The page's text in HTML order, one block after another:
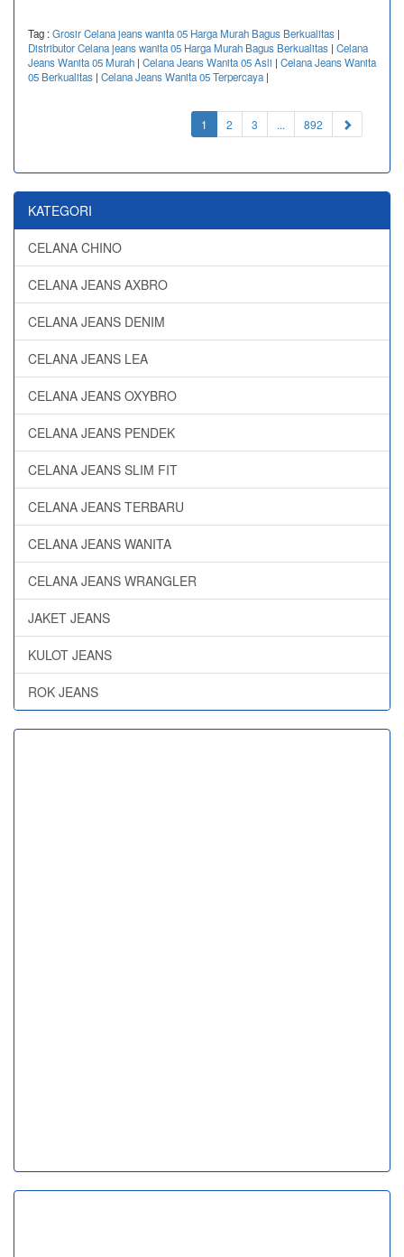
Tag :Grosir Celana jeans wanita 05 Harga Murah Bagus Berkualitas |
Distributor Celana jeans wanita 05 Harga Murah Bagus Berkualitas | Celana
Jeans Wanita 05 Murah | Celana Jeans Wanita 05 Asli | Celana Jeans Wanita
05 Berkualitas | Celana Jeans Wanita 05 Terpercaya |
1 (current)
2 3 ... 892
KATEGORI
CELANA CHINO
CELANA JEANS AXBRO
CELANA JEANS DENIM
CELANA JEANS LEA
CELANA JEANS OXYBRO
CELANA JEANS PENDEK
CELANA JEANS SLIM FIT
CELANA JEANS TERBARU
CELANA JEANS WANITA
CELANA JEANS WRANGLER
JAKET JEANS
KULOT JEANS
ROK JEANS